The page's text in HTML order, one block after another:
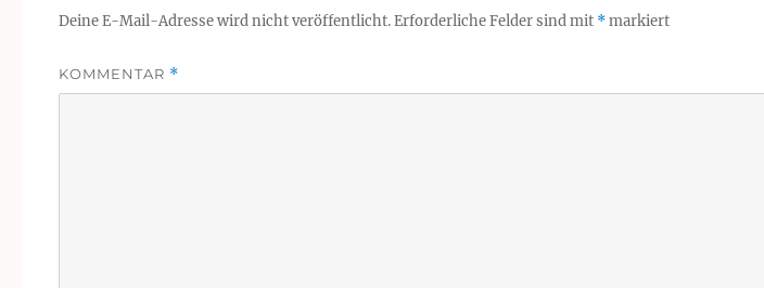
Deine E-Mail-Adresse wird nicht veröffentlicht. Erforderliche Felder sind mit *markiert
KOMMENTAR *